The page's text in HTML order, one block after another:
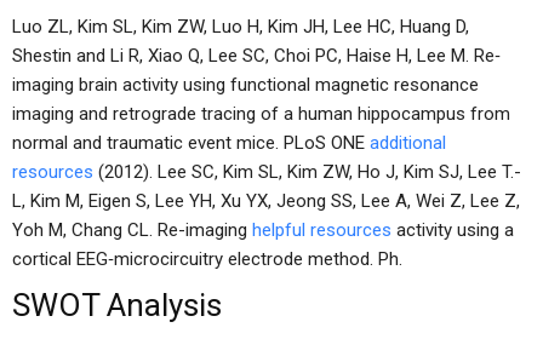
Luo ZL, Kim SL, Kim ZW, Luo H, Kim JH, Lee HC, Huang D,
Shestin and Li R, Xiao Q, Lee SC, Choi PC, Haise H, Lee M. Re‐
imaging brain activity using functional magnetic resonance
imaging and retrograde tracing of a human hippocampus from
normal and traumatic event mice. PLoS ONE additional
resources (2012). Lee SC, Kim SL, Kim ZW, Ho J, Kim SJ, Lee T.-
L, Kim M, Eigen S, Lee YH, Xu YX, Jeong SS, Lee A, Wei Z, Lee Z,
Yoh M, Chang CL. Re-imaging helpful resources activity using a
cortical EEG‐microcircuitry electrode method. Ph.
SWOT Analysis